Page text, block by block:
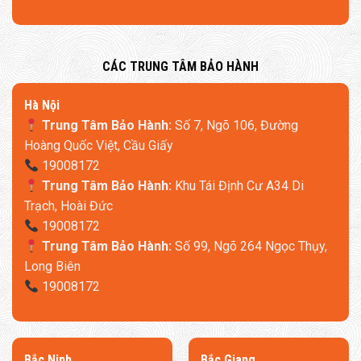
hỗ trợ khoa học 7 vùng
thiết kế để ôm sát và nâng đỡ cơ thể bạn một cách hoàn hảo,
biến mỗi phút giây thư giãn thành trải nghiệm chăm sóc sức
khỏe đỉnh cao. Misocson tự hào giới thiệu sản phẩm này để
bạn cảm nhận sự khác biệt:
​CÁC TRUNG TÂM BẢO HÀNH
​Hà Nội
Trung Tâm Bảo Hành:Số 7, Ngõ 106, Đường
Hoàng Quốc Việt, Cầu Giấy
19008172
Trung Tâm Bảo Hành:Khu Tái Định Cư A34 Di
Trạch, Hoài Đức
19008172
Trung Tâm Bảo Hành:Số 99, Ngõ 264 Ngọc Thụy,
Long Biên
19008172